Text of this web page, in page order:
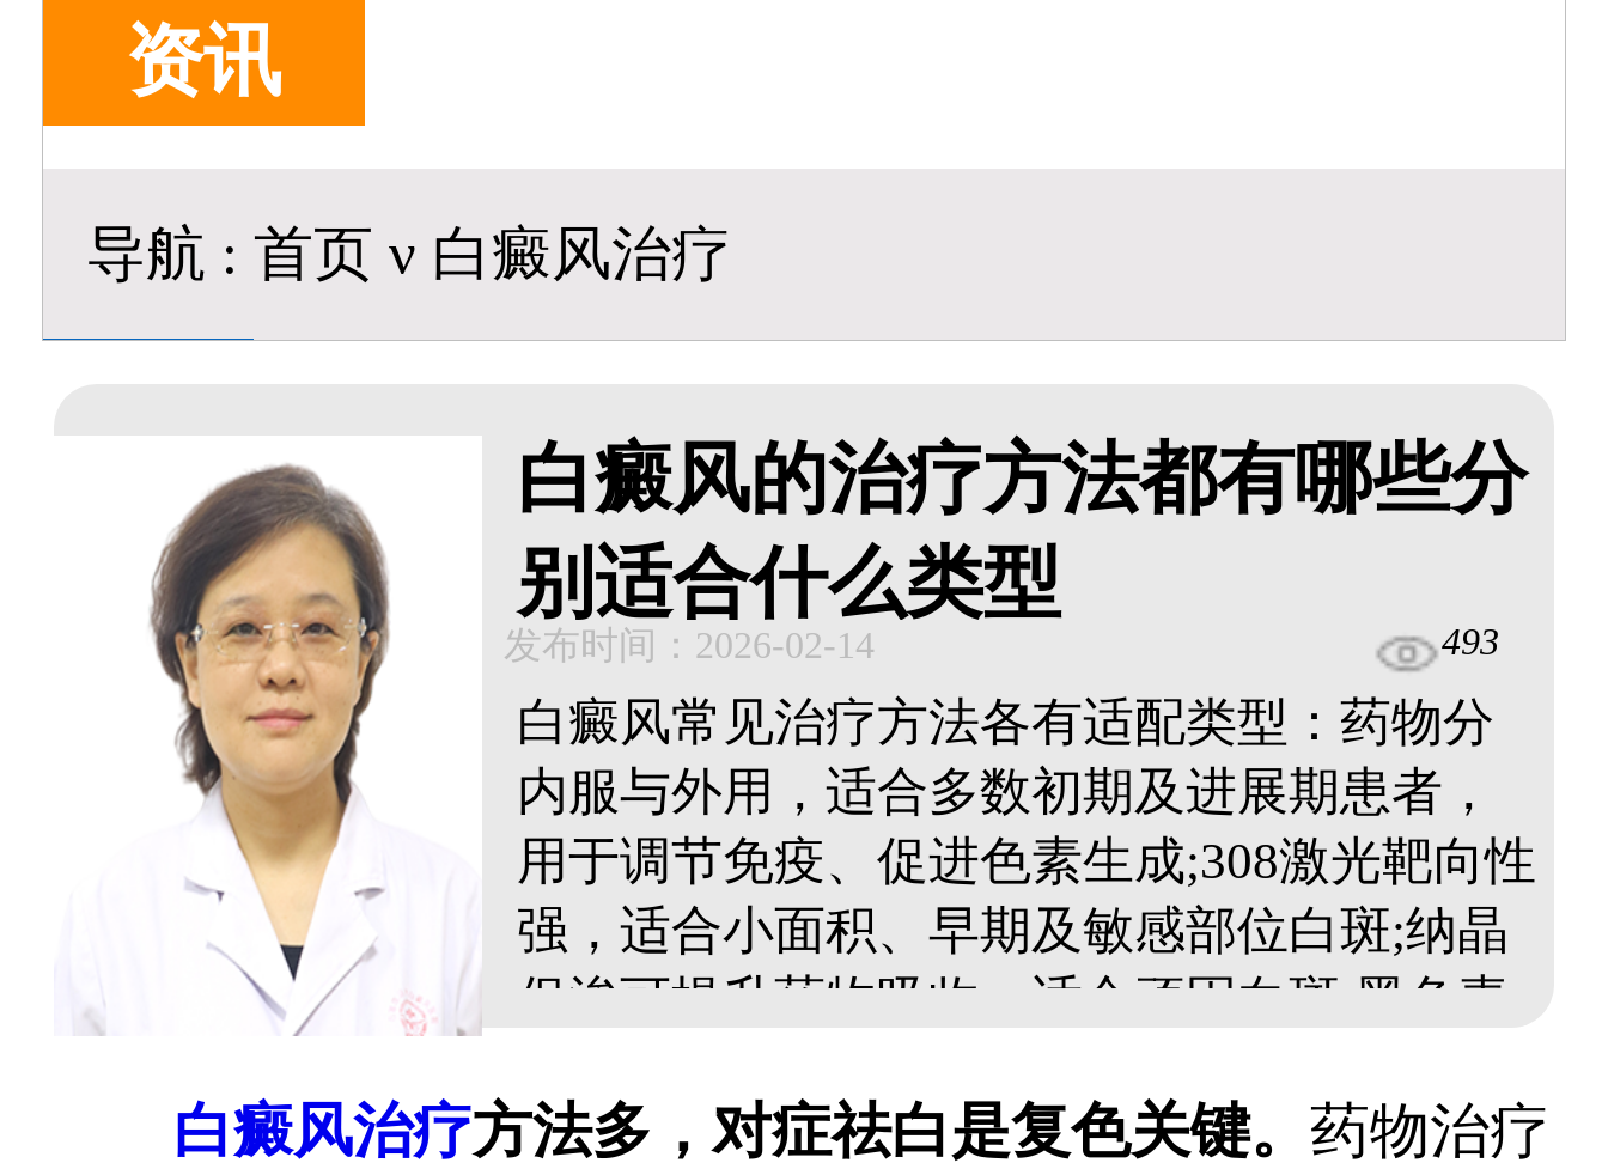
资讯
导航 : 首页 ν 白癜风治疗
白癜风的治疗方法都有哪些分
别适合什么类型
发布时间：2026-02-14 493
白癜风常见治疗方法各有适配类型：药物分
内服与外用，适合多数初期及进展期患者，
用于调节免疫、促进色素生成;308激光靶向性
强，适合小面积、早期及敏感部位白斑;纳晶
促渗可提升药物吸收，适合顽固白斑;黑色素
斑多采用药物+照光综合方法。具体需根据白
白癜风治疗方法多，对症祛白是复色关键。 药物治疗